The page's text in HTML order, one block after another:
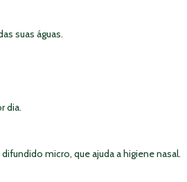
suas águas.
dia.
micro, que ajuda a higiene nasal.